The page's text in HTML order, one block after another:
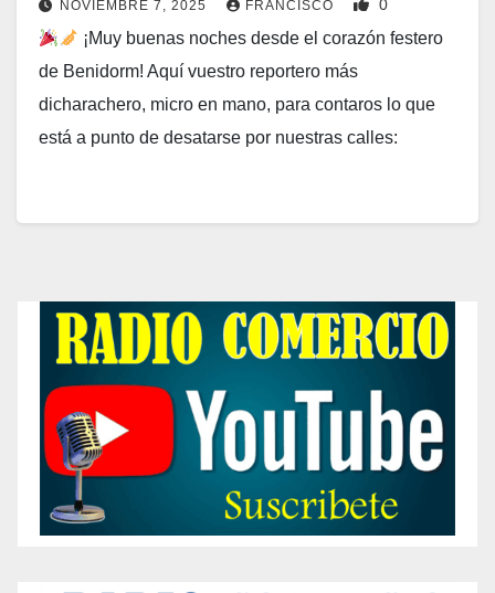
NOVIEMBRE 7, 2025 FRANCISCO 0
¡Muy buenas noches desde el corazón festero
de Benidorm! Aquí vuestro reportero más
dicharachero, micro en mano, para contaros lo que
está a punto de desatarse por nuestras calles: